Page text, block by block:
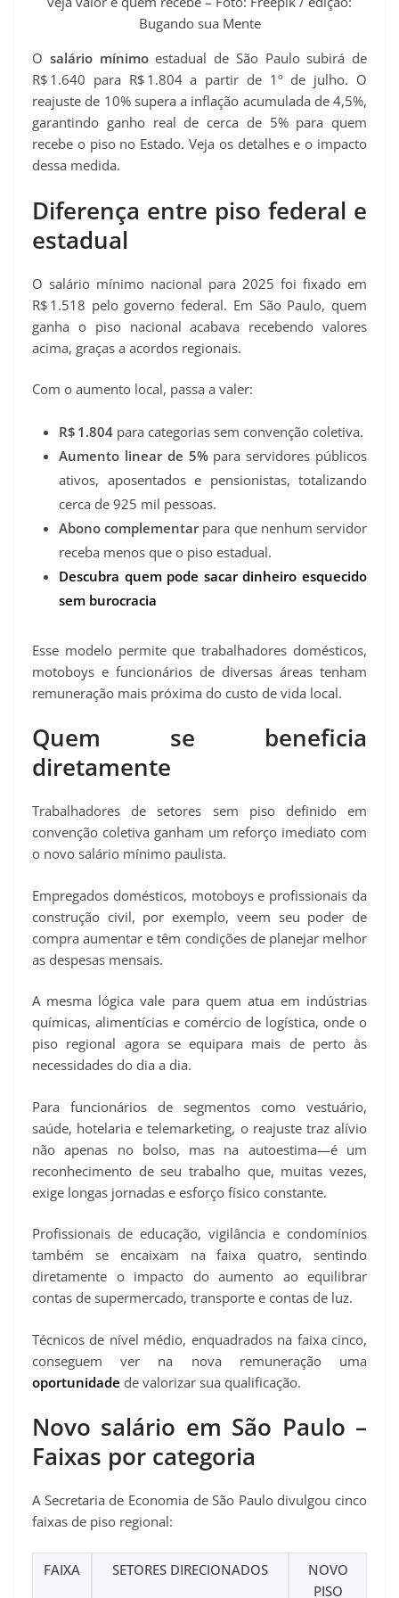
Bugando sua Mente
O salário mínimoestadual de São Paulo subirá de
R$ 1.640 para R$ 1.804 a partir de 1º de julho. O
reajuste de 10% supera a inflação acumulada de 4,5%,
garantindo ganho real de cerca de 5% para quem
recebe o piso no Estado. Veja os detalhes e o impacto
dessa medida.
Diferença entre piso federal e
estadual
O salário mínimo nacional para 2025 foi fixado em
R$ 1.518 pelo governo federal. Em São Paulo, quem
ganha o piso nacional acabava recebendo valores
acima, graças a acordos regionais.
Com o aumento local, passa a valer:
R$ 1.804 para categorias sem convenção coletiva.
Aumento linear de 5%para servidores públicos
ativos, aposentados e pensionistas, totalizando
cerca de 925 mil pessoas.
Abono complementarpara que nenhum servidor
receba menos que o piso estadual.
Descubra quem pode sacar dinheiro esquecido
sem burocracia
Esse modelo permite que trabalhadores domésticos,
motoboys e funcionários de diversas áreas tenham
remuneração mais próxima do custo de vida local.
Quem se beneficia
diretamente
Trabalhadores de setores sem piso definido em
convenção coletiva ganham um reforço imediato com
o novo salário mínimo paulista.
Empregados domésticos, motoboys e profissionais da
construção civil, por exemplo, veem seu poder de
compra aumentar e têm condições de planejar melhor
as despesas mensais.
A mesma lógica vale para quem atua em indústrias
químicas, alimentícias e comércio de logística, onde o
piso regional agora se equipara mais de perto às
necessidades do dia a dia.
Para funcionários de segmentos como vestuário,
saúde, hotelaria e telemarketing, o reajuste traz alívio
não apenas no bolso, mas na autoestima—é um
reconhecimento de seu trabalho que, muitas vezes,
exige longas jornadas e esforço físico constante.
Profissionais de educação, vigilância e condomínios
também se encaixam na faixa quatro, sentindo
diretamente o impacto do aumento ao equilibrar
contas de supermercado, transporte e contas de luz.
Técnicos de nível médio, enquadrados na faixa cinco,
conseguem ver na nova remuneração uma
oportunidade de valorizar sua qualificação.
Novo salário em São Paulo –
Faixas por categoria
A Secretaria de Economia de São Paulo divulgou cinco
faixas de piso regional:
FAIXA SETORES DIRECIONADOS
NOVO
PISO